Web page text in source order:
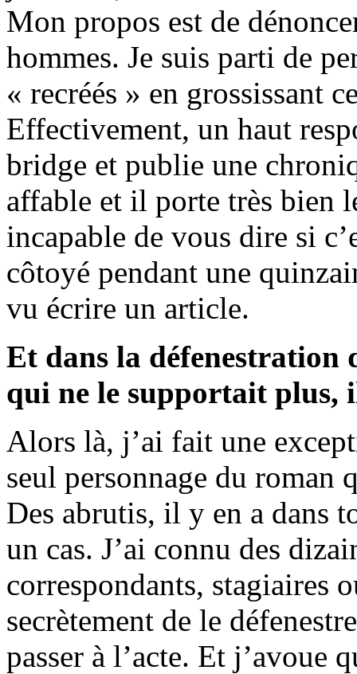
Mon propos est de
hommes. Je suis parti de
« recréés » en grossissant
Effectivement, un haut
bridge et publie une
affable et il porte très bien
incapable de vous dire si
côtoyé pendant une
vu écrire un article.
Et dans la défenestration
qui ne le supportait plus,
Alors là, j’ai fait une
seul personnage du roman
Des abrutis, il y en a dans
un cas. J’ai connu des
correspondants, stagiaires
secrètement de le
passer à l’acte. Et j’avoue